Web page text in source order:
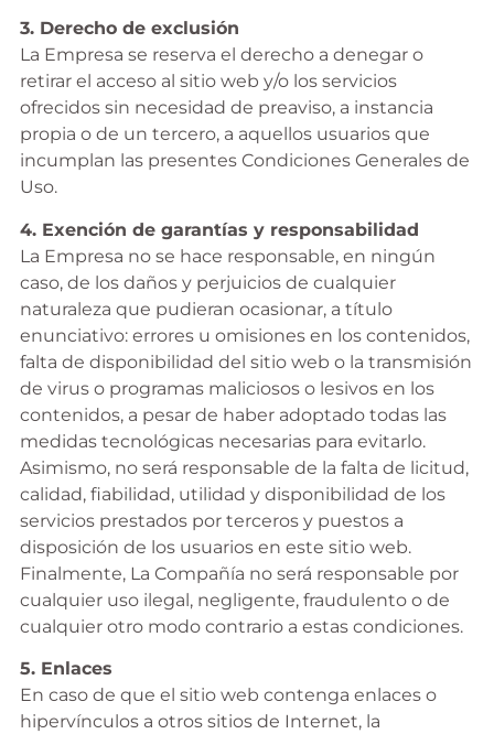
3. Derecho de exclusión
La Empresa se reserva el derecho a denegar o
retirar el acceso al sitio web y/o los servicios
ofrecidos sin necesidad de preaviso, a instancia
propia o de un tercero, a aquellos usuarios que
incumplan las presentes Condiciones Generales de
Uso.
4. Exención de garantías y responsabilidad
La Empresa no se hace responsable, en ningún
caso, de los daños y perjuicios de cualquier
naturaleza que pudieran ocasionar, a título
enunciativo: errores u omisiones en los contenidos,
falta de disponibilidad del sitio web o la transmisión
de virus o programas maliciosos o lesivos en los
contenidos, a pesar de haber adoptado todas las
medidas tecnológicas necesarias para evitarlo.
Asimismo, no será responsable de la falta de licitud,
calidad, fiabilidad, utilidad y disponibilidad de los
servicios prestados por terceros y puestos a
disposición de los usuarios en este sitio web.
Finalmente, La Compañía no será responsable por
cualquier uso ilegal, negligente, fraudulento o de
cualquier otro modo contrario a estas condiciones.
5. Enlaces
En caso de que el sitio web contenga enlaces o
hipervínculos a otros sitios de Internet, la